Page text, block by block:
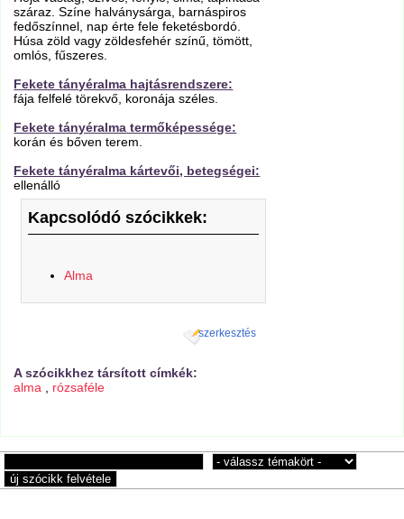
száraz. Színe halványsárga, barnáspiros
fedőszínnel, nap érte fele feketésbordó.
Húsa zöld vagy zöldesfehér színű, tömött,
omlós, fűszeres.
Fekete tányéralma hajtásrendszere:
fája felfelé törekvő, koronája széles.
Fekete tányéralma termőképessége:
korán és bőven terem.
Fekete tányéralma kártevői, betegségei:
ellenálló
Kapcsolódó szócikkek:
Alma
szerkesztés
A szócikkhez társított címkék:
alma
rózsaféle